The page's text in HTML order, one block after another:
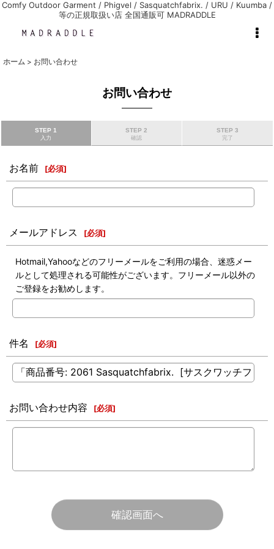
Comfy Outdoor Garment / Phigvel / Sasquatchfabrix. / URU / Kuumba /
等の正規取扱い店 全国通販可 MADRADDLE
ホーム > お問い合わせ
お問い合わせ
STEP 1
入力
STEP 2
確認
STEP 3
完了
お名前 [必須]
メールアドレス [必須]
Hotmail,Yahooなどのフリーメールをご利用の場合、迷惑メー
ルとして処理される可能性がございます。フリーメール以外の
ご登録をお勧めします。
件名 [必須]
お問い合わせ内容 [必須]
確認画面へ